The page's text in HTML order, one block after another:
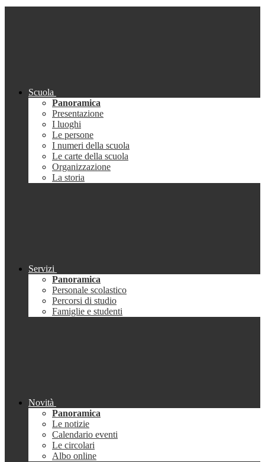
Scuola
Panoramica
Presentazione
I luoghi
Le persone
I numeri della scuola
Le carte della scuola
Organizzazione
La storia
Servizi
Panoramica
Personale scolastico
Percorsi di studio
Famiglie e studenti
Novità
Panoramica
Le notizie
Calendario eventi
Le circolari
Albo online